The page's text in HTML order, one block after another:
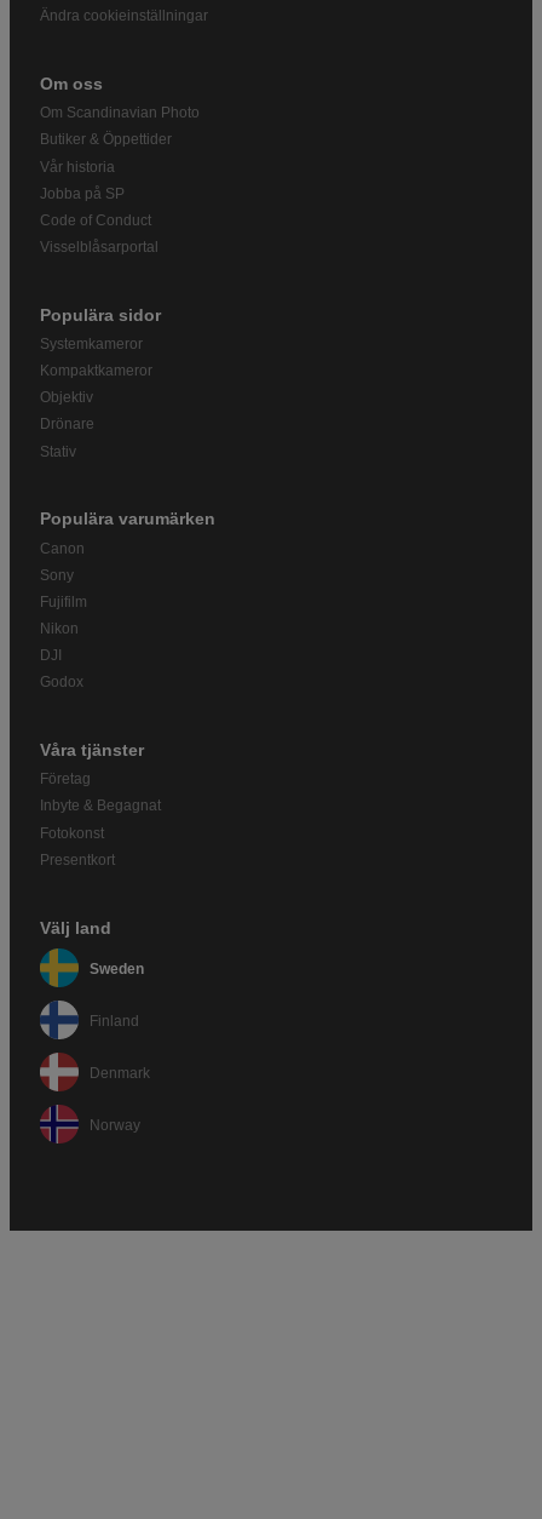
Ändra cookieinställningar
Om oss
Om Scandinavian Photo
Butiker & Öppettider
Vår historia
Jobba på SP
Code of Conduct
Visselblåsarportal
Populära sidor
Systemkameror
Kompaktkameror
Objektiv
Drönare
Stativ
Populära varumärken
Canon
Sony
Fujifilm
Nikon
DJI
Godox
Våra tjänster
Företag
Inbyte & Begagnat
Fotokonst
Presentkort
Välj land
Sweden
Finland
Denmark
Norway